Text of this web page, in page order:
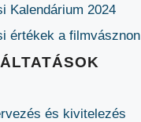
Kalendárium 2024
értékek a filmvásznon
és kivitelezés